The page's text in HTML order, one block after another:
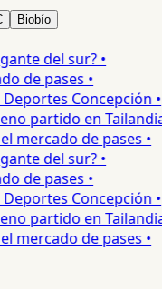
Biobío
del sur? •
pases •
Concepción •
partido en Tailandia •
de pases •
del sur? •
pases •
Concepción •
partido en Tailandia •
de pases •